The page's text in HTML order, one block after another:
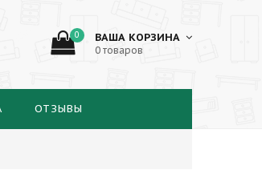
0 ВАША КОРЗИНА
0 товаров
ОТЗЫВЫ